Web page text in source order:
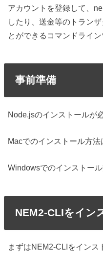
アカウントを登録して、
したり、送金等のトラン
とができるコマンドライン
事前準備
Node.jsのインストールが
Macでのインストール方法
Windowsでのインストー
NEM2-CLIをイン
まずはNEM2-CLIをインス